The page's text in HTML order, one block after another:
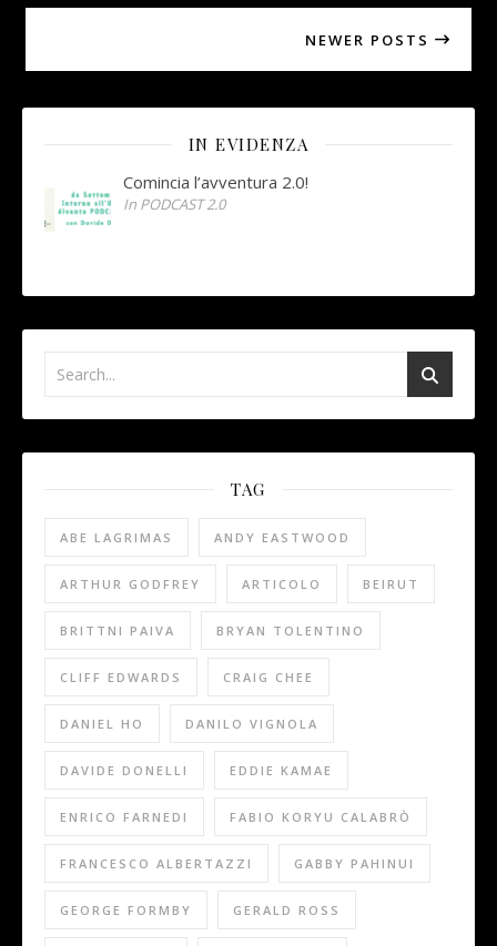
NEWER POSTS
IN EVIDENZA
Comincia l’avventura 2.0!
In PODCAST 2.0
TAG
ABE LAGRIMAS ANDY EASTWOOD
ARTHUR GODFREY ARTICOLO BEIRUT
BRITTNI PAIVA BRYAN TOLENTINO
CLIFF EDWARDS CRAIG CHEE
DANIEL HO DANILO VIGNOLA
DAVIDE DONELLI EDDIE KAMAE
ENRICO FARNEDI FABIO KORYU CALABRÒ
FRANCESCO ALBERTAZZI GABBY PAHINUI
GEORGE FORMBY GERALD ROSS